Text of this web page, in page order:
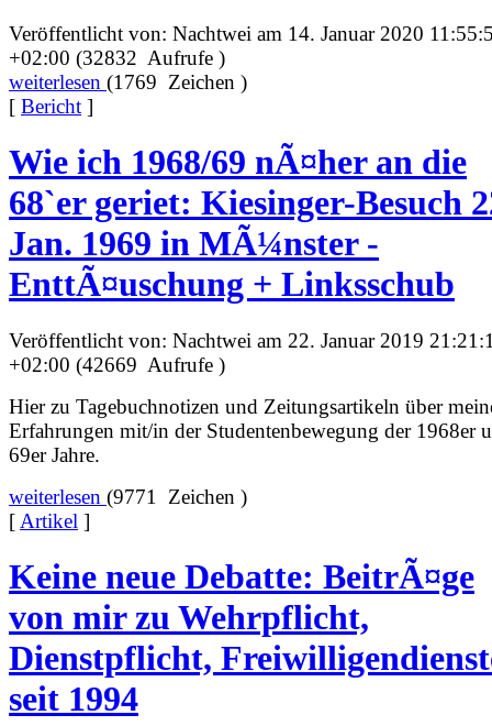
Veröffentlicht von: Nachtwei am 14. Januar 2020
+02:00 (32832 Aufrufe )
weiterlesen (1769 Zeichen )
[ Bericht ]
Wie ich 1968/69 nÃ¤her an die
68`er geriet: Kiesinger-Besuch
Jan. 1969 in MÃ¼nster -
EnttÃ¤uschung + Linksschub
Veröffentlicht von: Nachtwei am 22. Januar 2019
+02:00 (42669 Aufrufe )
Hier zu Tagebuchnotizen und Zeitungsartikeln über
Erfahrungen mit/in der Studentenbewegung der 1968er
69er Jahre.
weiterlesen (9771 Zeichen )
[ Artikel ]
Keine neue Debatte: BeitrÃ¤ge
von mir zu Wehrpflicht,
Dienstpflicht,
seit 1994